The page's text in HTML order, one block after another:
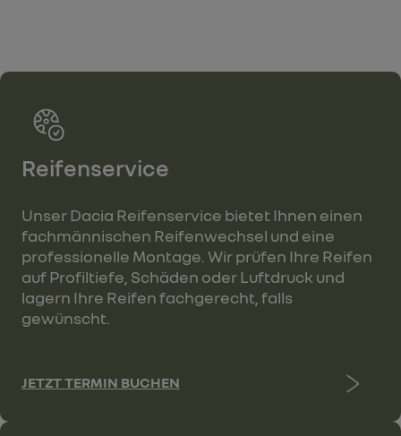
Reifenservice
Unser Dacia Reifenservice bietet Ihnen einen
fachmännischen Reifenwechsel und eine
professionelle Montage. Wir prüfen Ihre Reifen
auf Profiltiefe, Schäden oder Luftdruck und
lagern Ihre Reifen fachgerecht, falls
gewünscht.
JETZT TERMIN BUCHEN